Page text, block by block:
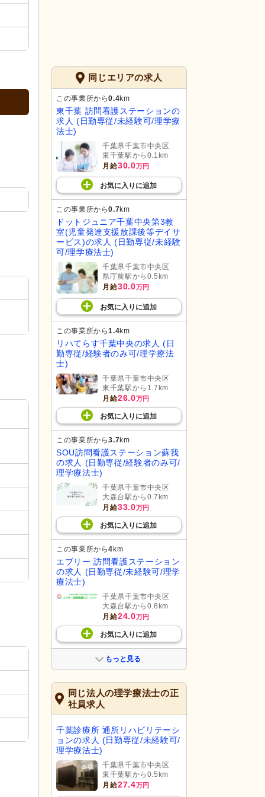
同じエリアの求人
この事業所から0.4km
東千葉 訪問看護ステーションの
求人 (日勤専従/未経験可/理学療
法士)
千葉県千葉市中央区
東千葉駅から0.1km
月給30.0万円
お気に入り に追加
この事業所から0.7km
ドットジュニア千葉中央第3教
室(児童発達支援放課後等デイサ
ービス)の求人 (日勤専従/未経験
可/理学療法士)
千葉県千葉市中央区
県庁前駅から0.5km
月給30.0万円
お気に入り に追加
この事業所から1.4km
リハてらす千葉中央の求人 (日
勤専従/経験者のみ可/理学療法
士)
千葉県千葉市中央区
東千葉駅から1.7km
月給26.0万円
お気に入り に追加
この事業所から3.7km
SOU訪問看護ステーション蘇我
の求人 (日勤専従/経験者のみ可/
理学療法士)
千葉県千葉市中央区
大森台駅から0.7km
月給33.0万円
お気に入り に追加
この事業所から4km
エブリー 訪問看護ステーション
の求人 (日勤専従/未経験可/理学
療法士)
千葉県千葉市中央区
大森台駅から0.8km
月給24.0万円
お気に入り に追加
もっと見る
同じ法人の理学療法士の正
社員求人
千葉診療所 通所リハビリテーシ
ョンの求人 (日勤専従/未経験可/
理学療法士)
千葉県千葉市中央区
東千葉駅から0.5km
月給27.4万円